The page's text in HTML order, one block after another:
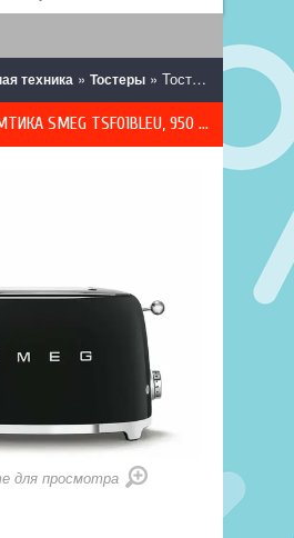
техника » Тостеры » Тостер на 2 ломтика Smeg TSF01BLEU, 950 Вт, черный глянцевый
ТОСТЕР НА 2 ЛОМТИКА SMEG TSF01BLEU, 950 ВТ, ЧЕРНЫЙ ГЛЯНЦЕВЫЙ
для просмотра